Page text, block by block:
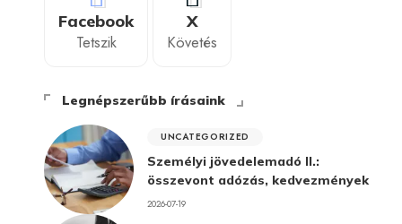
Facebook
Tetszik
X
Követés
Legnépszerűbb írásaink
UNCATEGORIZED
Személyi jövedelemadó II.:
összevont adózás, kedvezmények
2026-07-19